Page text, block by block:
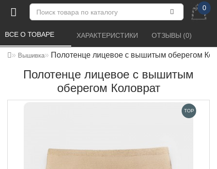
0
Вышивка Полотенце лицевое с вышитым оберегом
Полотенце лицевое с вышитым
оберегом Коловрат
ВСЕ О ТОВАРЕ ХАРАКТЕРИСТИКИ ОТЗЫВЫ (0)
TOP